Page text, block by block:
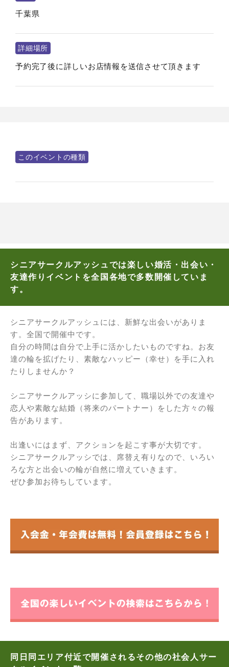
千葉県
詳細場所
予約完了後に詳しいお店情報を送信させて頂きます
このイベントの種類
シニアサークルアッシュでは楽しい婚活・出会い・
友達作りイベントを全国各地で多数開催していま
す。
シニアサークルアッシュには、新鮮な出会いがありま
す。全国で開催中です。
自分の時間は自分で上手に活かしたいものですね。お友
達の輪を拡げたり、素敵なハッピー（幸せ）を手に入れ
たりしませんか？
シニアサークルアッシに参加して、職場以外での友達や
恋人や素敵な結婚（将来のパートナー）をした方々の報
告があります。
出逢いにはまず、アクションを起こす事が大切です。
シニアサークルアッシでは、席替え有りなので、いろい
ろな方と出会いの輪が自然に増えていきます。
ぜひ参加お待ちしています。
同日同エリア付近で開催されるその他の社会人サー